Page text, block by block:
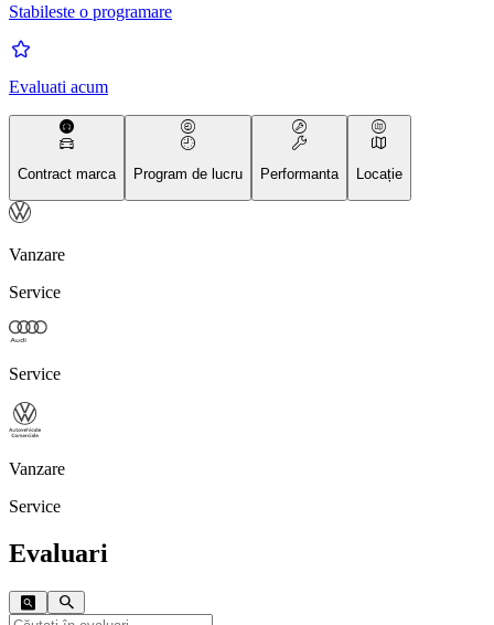
Stabileste o programare
Evaluati acum
Contract marca Program de lucru Performanta Locație
Vanzare
Service
Service
Vanzare
Service
Evaluari